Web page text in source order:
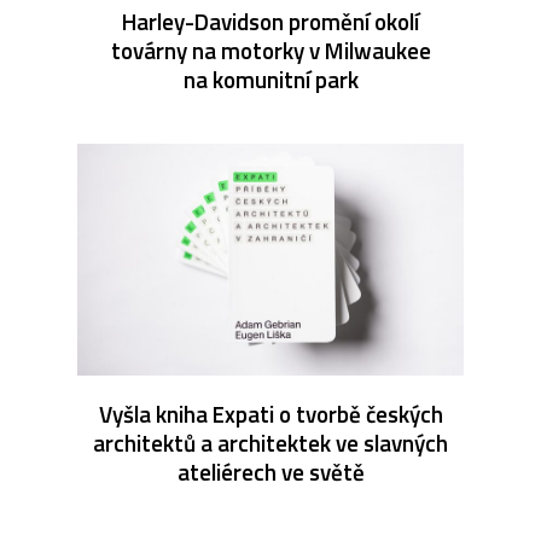
Harley-Davidson promění okolí
továrny na motorky v Milwaukee
na komunitní park
Vyšla kniha Expati o tvorbě českých
architektů a architektek ve slavných
ateliérech ve světě